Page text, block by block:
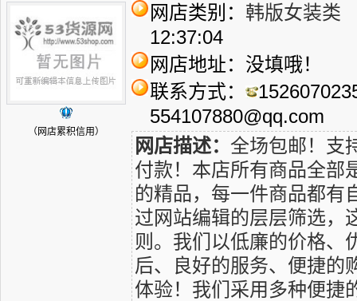
（网店累积信用）
网店类别： 韩版女装类
12:37:04
网店地址：没填哦！
联系方式：
554107880@qq.com
网店描述： 全场包邮！支
付款！本店所有商品全部
的精品，每一件商品都有
过网站编辑的层层筛选，
则。我们以低廉的价格、
后、良好的服务、便捷的
体验！我们采用多种便捷